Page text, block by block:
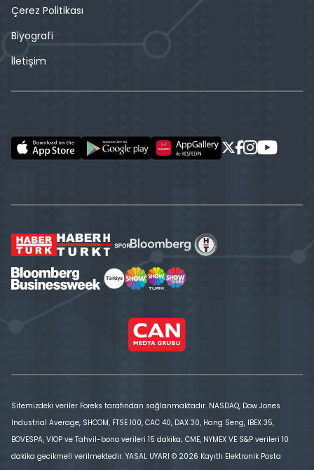
Çerez Politikası
Biyografi
İletişim
Sitemizdeki veriler Foreks tarafından sağlanmaktadır. NASDAQ, Dow Jones
Industrial Average, SHCOM, FTSE 100, CAC 40, DAX 30, Hang Seng, IBEX 35,
BOVESPA, VİOP ve Tahvil-bono verileri 15 dakika; CME, NYMEX VE S&P verileri 10
dakika gecikmeli verilmektedir. YASAL UYARI © 2026 Kayıtlı Elektronik Posta